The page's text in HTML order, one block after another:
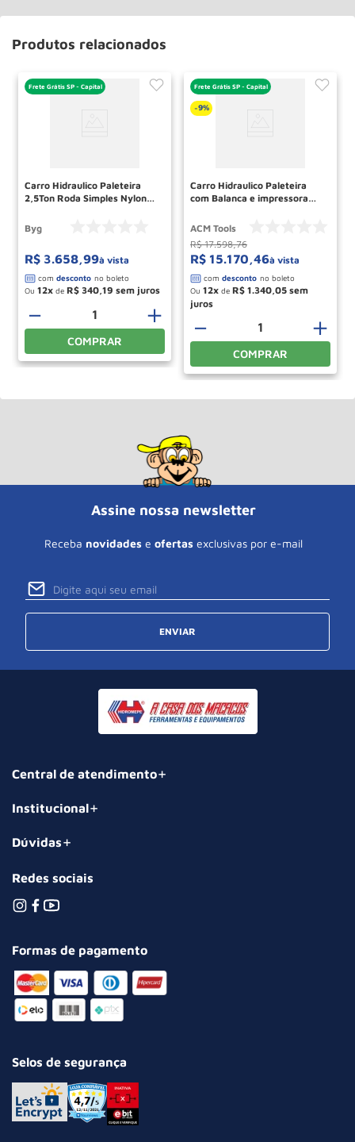
Produtos relacionados
Frete Grátis SP - Capital
Carro Hidraulico Paleteira
2,5Ton Roda Simples Nylon
Byg
R$ 3.658,99à vista
Ou 12 de R$ 340,19
＋
－
COMPRAR
Frete Grátis SP - Capital
-9%
Carro Hidraulico Paleteira
com Balanca e impressora
ACM Tools
R$ 17.598,76
R$ 15.170,46à vista
Ou 12 de R$ 1.340,05
＋
－
COMPRAR
Assine nossa newsletter
Receba novidades e ofertas exclusivas por e-mail
ENVIAR
Central de atendimento
Institucional
Dúvidas
Redes sociais
Formas de pagamento
Selos de segurança